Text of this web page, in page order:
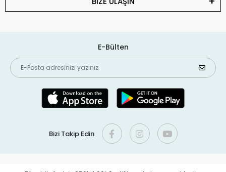
E-Bülten
Bizi Takip Edin